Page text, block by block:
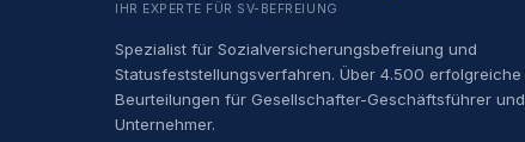
IHR EXPERTE FÜR SV-BEFREIUNG
Spezialist für Sozialversicherungsbefreiung und
Statusfeststellungsverfahren. Über 4.500 erfolgreiche
Beurteilungen für Gesellschafter-Geschäftsführer und
Unternehmer.